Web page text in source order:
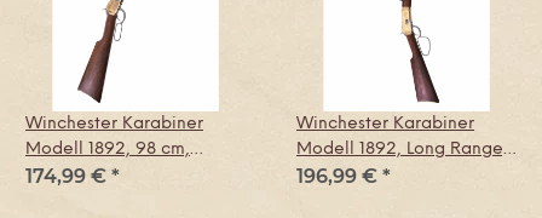
Winchester Karabiner
Modell 1892, 98 cm,
Messingbeschläge, Replik
174,99 € *
Winchester Karabiner
Modell 1892, Long Range,
108 cm,
196,99 € *